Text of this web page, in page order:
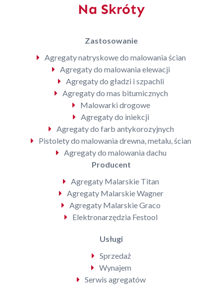
Na Skróty
Zastosowanie
Agregaty natryskowe do malowania ścian
Agregaty do malowania elewacji
Agregaty do gładzi i szpachli
Agregaty do mas bitumicznych
Malowarki drogowe
Agregaty do iniekcji
Agregaty do farb antykorozyjnych
Pistolety do malowania drewna, metalu, ścian
Agregaty do malowania dachu
Producent
Agregaty Malarskie Titan
Agregaty Malarskie Wagner
Agregaty Malarskie Graco
Elektronarzędzia Festool
Usługi
Sprzedaż
Wynajem
Serwis agregatów